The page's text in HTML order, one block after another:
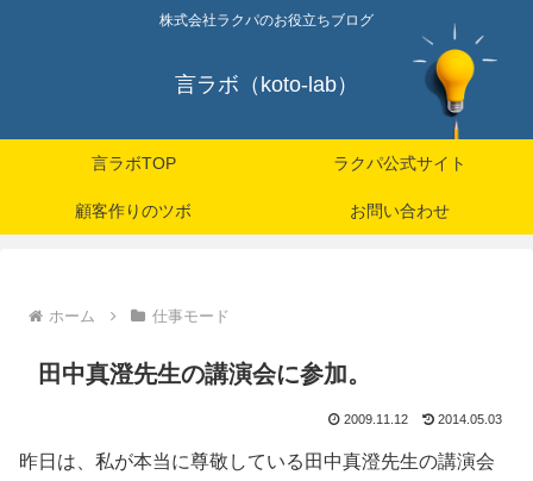
株式会社ラクパのお役立ちブログ
言ラボ（koto-lab）
言ラボTOP ラクパ公式サイト
顧客作りのツボ お問い合わせ
ホーム 仕事モード
田中真澄先生の講演会に参加。
2009.11.12 2014.05.03
昨日は、私が本当に尊敬している田中真澄先生の講演会